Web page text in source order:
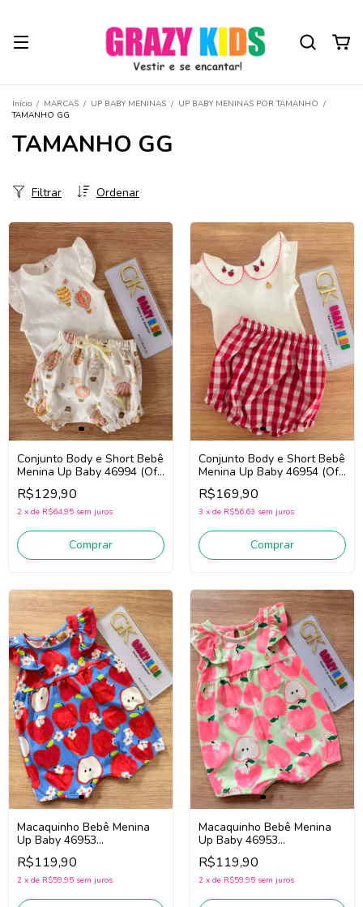
Início / MARCAS / UP BABY MENINAS / UP BABY MENINAS POR TAMANHO /
TAMANHO GG
TAMANHO GG
Ordenar
Filtrar
Conjunto Body e Short Bebê
Menina Up Baby 46994 (Off
White)
R$129,90
2 x de R$64,95 sem juros
Comprar
Conjunto Body e Short Bebê
Menina Up Baby 46954 (Off
White/Vermelho)
R$169,90
3 x de R$56,63 sem juros
Comprar
Macaquinho Bebê Menina
Up Baby 46953
(Vermelho/Azul)
R$119,90
2 x de R$59,95 sem juros
Macaquinho Bebê Menina
Up Baby 46953
(Rosa/Verde)
R$119,90
2 x de R$59,95 sem juros